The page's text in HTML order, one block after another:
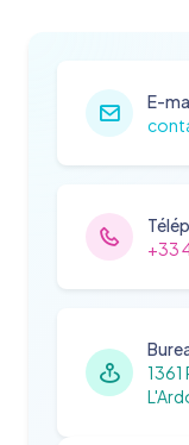
E-
+33